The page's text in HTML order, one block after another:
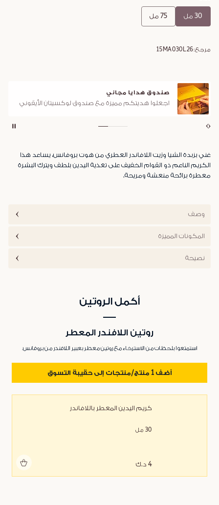
30 مل 75 مل
مرجع:15MA030L26
صندوق هدايا مجاني
اجعلوا هديتكم مميزة مع صندوق لوكسيتان الأيقوني
غني بزبدة الشيا وزيت اللافاندر العطري من هوت بروفانس، يساعد هذا
الكريم الناعم ذو القوام الخفيف على تغذية اليدين بلطف ويترك البشرة
معطرة برائحة منعشة ومريحة.
وصف
المكونات المميزة
نصيحة
أكمل الروتين
كريم اليدين المعطر باللافاندر
30 مل
4 د.ك
روتين اللافندر المعطر
استمتعوا بلحظات من الاسترخاء مع روتين معطر بعبير اللافندر من بروفانس.
أضف 1 منتج/منتجات إلى حقيبة التسوق